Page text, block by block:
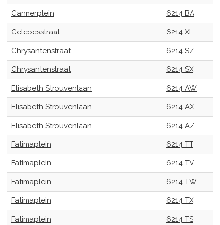
Cannerplein 6214 BA
Celebesstraat 6214 XH
Chrysantenstraat 6214 SZ
Chrysantenstraat 6214 SX
Elisabeth Strouvenlaan 6214 AW
Elisabeth Strouvenlaan 6214 AX
Elisabeth Strouvenlaan 6214 AZ
Fatimaplein 6214 TT
Fatimaplein 6214 TV
Fatimaplein 6214 TW
Fatimaplein 6214 TX
Fatimaplein 6214 TS